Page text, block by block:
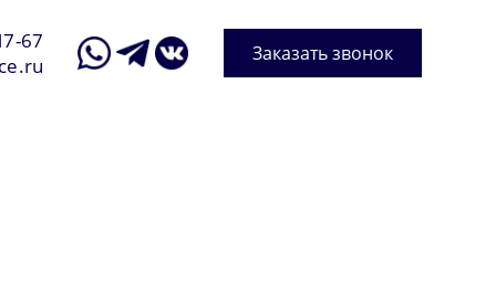
67
Заказать звонок